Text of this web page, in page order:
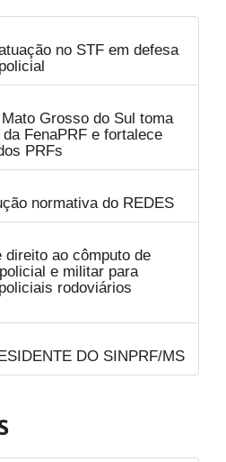
no STF em defesa
Grosso do Sul toma
FenaPRF e fortalece
PRFs
normativa do REDES
ao cômputo de
e militar para
rodoviários
DO SINPRF/MS